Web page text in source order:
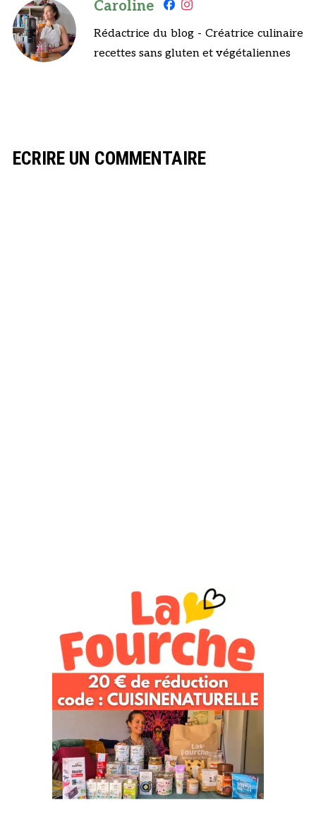
Caroline
Rédactrice du blog - Créatrice culinaire
recettes sans gluten et végétaliennes
ECRIRE UN COMMENTAIRE